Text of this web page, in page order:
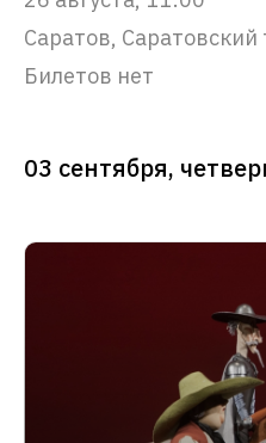
Саратов,
Билетов нет
03 сентября,